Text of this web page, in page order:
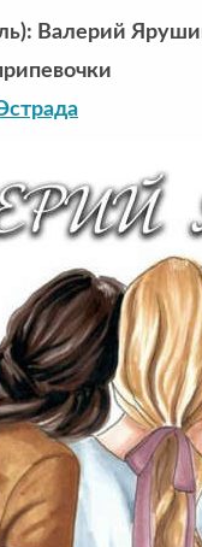
Валерий